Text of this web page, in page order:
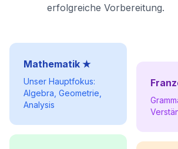
erfolgreiche Vorbereitung.
Mathematik ★
Unser Hauptfokus:
Algebra, Geometrie,
Analysis